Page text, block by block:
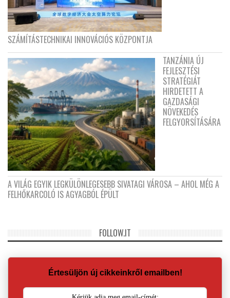
SZÁMÍTÁSTECHNIKAI INNOVÁCIÓS KÖZPONTJA
TANZÁNIA ÚJ
FEJLESZTÉSI
STRATÉGIÁT
HIRDETETT A
GAZDASÁGI
NÖVEKEDÉS
FELGYORSÍTÁSÁRA
A VILÁG EGYIK LEGKÜLÖNLEGESEBB SIVATAGI VÁROSA – AHOL MÉG A
FELHŐKARCOLÓ IS AGYAGBÓL ÉPÜLT
FOLLOW.IT
Értesüljön új cikkeinkről emailben!